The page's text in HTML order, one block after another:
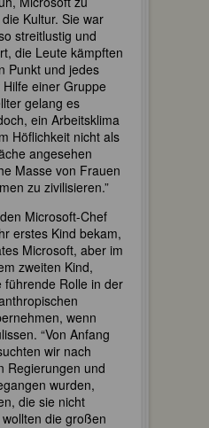
Kultur. Sie war
streitlustig und
die Leute kämpften
Punkt und jedes
Hilfe einer Gruppe
gelang es
ein Arbeitsklima
Höflichkeit nicht als
angesehen
Masse von Frauen
zu zivilisieren.”
Microsoft-Chef
erstes Kind bekam,
Microsoft, aber im
zweiten Kind,
führende Rolle in der
wenn
“Von Anfang
wir nach
Regierungen und
wurden,
die sie nicht
die großen